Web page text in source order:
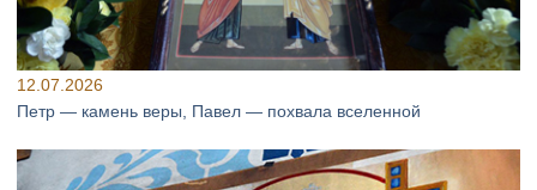
12.07.2026
Петр — камень веры, Павел — похвала вселенной